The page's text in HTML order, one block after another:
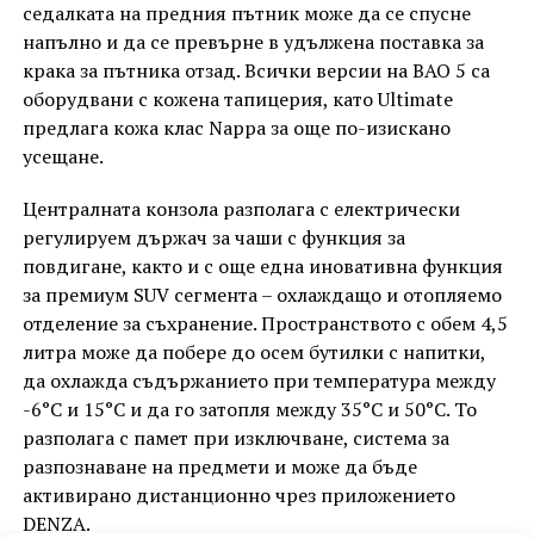
седалката на предния пътник може да се спусне
напълно и да се превърне в удължена поставка за
крака за пътника отзад. Всички версии на BAO 5 са
оборудвани с кожена тапицерия, като Ultimate
предлага кожа клас Nappa за още по-изискано
усещане.
Централната конзола разполага с електрически
регулируем държач за чаши с функция за
повдигане, както и с още една иновативна функция
за премиум SUV сегмента – охлаждащо и отопляемо
отделение за съхранение. Пространството с обем 4,5
литра може да побере до осем бутилки с напитки,
да охлажда съдържанието при температура между
-6°C и 15°C и да го затопля между 35°C и 50°C. То
разполага с памет при изключване, система за
разпознаване на предмети и може да бъде
активирано дистанционно чрез приложението
DENZA.